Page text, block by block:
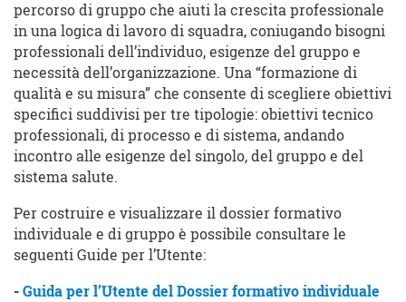
percorso di gruppo che aiuti la crescita professionale
in una logica di lavoro di squadra, coniugando bisogni
professionali dell’individuo, esigenze del gruppo e
necessità dell’organizzazione. Una “formazione di
qualità e su misura” che consente di scegliere obiettivi
specifici suddivisi per tre tipologie: obiettivi tecnico
professionali, di processo e di sistema, andando
incontro alle esigenze del singolo, del gruppo e del
sistema salute.
Per costruire e visualizzare il dossier formativo
individuale e di gruppo è possibile consultare le
seguenti Guide per l’Utente:
- Guida per l’Utente del Dossier formativo individuale